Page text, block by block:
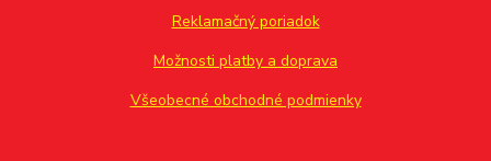
Reklamačný poriadok
Možnosti platby a doprava
Všeobecné obchodné podmienky